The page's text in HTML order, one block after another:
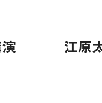
演 江原太郎